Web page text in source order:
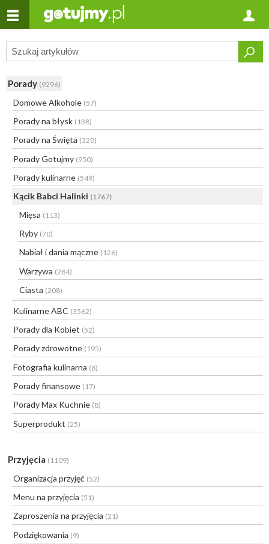
Porady (9296)
Domowe Alkohole (57)
Porady na błysk (138)
Porady na Święta (320)
Porady Gotujmy (950)
Porady kulinarne (549)
Kącik Babci Halinki (1767)
Mięsa (113)
Ryby (70)
Nabiał i dania mączne (126)
Warzywa (284)
Ciasta (208)
Kulinarne ABC (3562)
Porady dla Kobiet (52)
Porady zdrowotne (195)
Fotografia kulinarna (8)
Porady finansowe (17)
Porady Max Kuchnie (8)
Superprodukt (25)
Przyjęcia (1109)
Organizacja przyjęć (52)
Menu na przyjęcia (51)
Zaproszenia na przyjęcia (21)
Podziękowania (9)